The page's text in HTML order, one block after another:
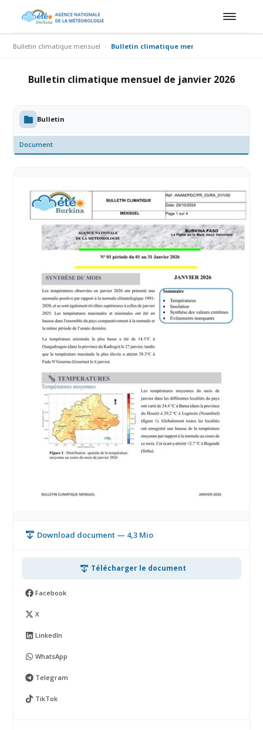
Bulletin climatique mensuel Bulletin climatique mensuel de janvier 2026
Bulletin climatique mensuel de janvier 2026
Bulletin
Document
Download document — 4,3 Mio
Télécharger le document
Facebook
X
LinkedIn
WhatsApp
Telegram
TikTok